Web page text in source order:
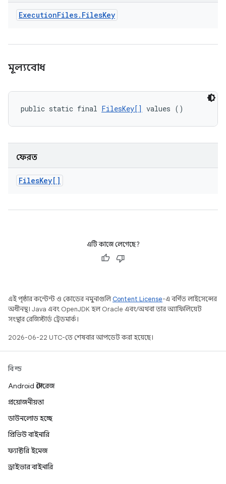
ExecutionFiles. FilesKey
মূল্যবোধ
public static final FilesKey[] values ()
ফেরত
FilesKey[]
এটি কাজে লেগেছে?
এই পৃষ্ঠার কন্টেন্ট ও কোডের নমুনাগুলিContent License-এ বর্ণিত লাইসেন্সের
অধীনস্থ। Java এবং OpenJDK হল Oracle এবং/অথবা তার অ্যাফিলিয়েট
সংস্থার রেজিস্টার্ড ট্রেডমার্ক।
2026-06-22 UTC-তে শেষবার আপডেট করা হয়েছে।
বিল্ড
Android স্টোরেজ
প্রয়োজনীয়তা
ডাউনলোড হচ্ছে
প্রিভিউ বাইনারি
ফ্যাক্টরি ইমেজ
ড্রাইভার বাইনারি